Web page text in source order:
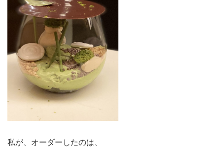
私が、オーダーしたのは、